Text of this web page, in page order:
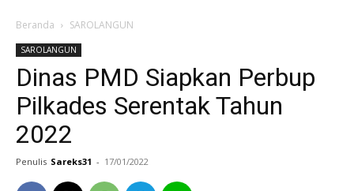
Beranda SAROLANGUN
SAROLANGUN
Dinas PMD Siapkan Perbup
Pilkades Serentak Tahun
2022
Penulis Sareks31 - 17/01/2022